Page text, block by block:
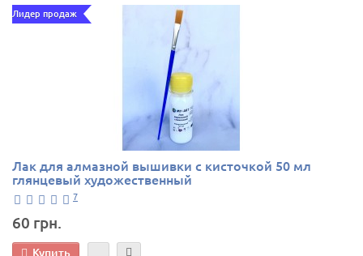
Лидер продаж
Лак для алмазной вышивки с кисточкой 50 мл
глянцевый художественный
7
60 грн.
Купить